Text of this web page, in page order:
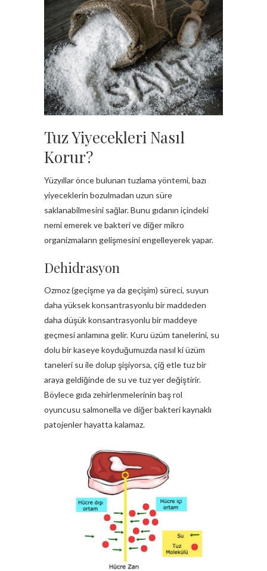
Tuz Yiyecekleri Nasıl
Korur?
Yüzyıllar önce bulunan tuzlama yöntemi, bazı
yiyeceklerin bozulmadan uzun süre
saklanabilmesini sağlar. Bunu gıdanın içindeki
nemi emerek ve bakteri ve diğer mikro
organizmaların gelişmesini engelleyerek yapar.
Dehidrasyon
Ozmoz (geçişme ya da geçişim) süreci, suyun
daha yüksek konsantrasyonlu bir maddeden
daha düşük konsantrasyonlu bir maddeye
geçmesi anlamına gelir. Kuru üzüm tanelerini, su
dolu bir kaseye koyduğumuzda nasıl ki üzüm
taneleri su ile dolup şişiyorsa, çiğ etle tuz bir
araya geldiğinde de su ve tuz yer değiştirir.
Böylece gıda zehirlenmelerinin baş rol
oyuncusu salmonella ve diğer bakteri kaynaklı
patojenler hayatta kalamaz.